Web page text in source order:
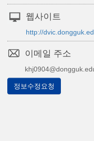
웹사이트
http://
이메일 주소
정보수정요청